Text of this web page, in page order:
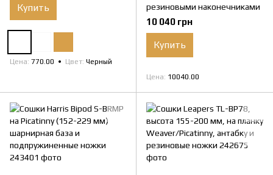
Купить
Цена 770.00 Цвет Черный
резиновыми наконечниками
10 040 грн
Купить
Цена 10040.00